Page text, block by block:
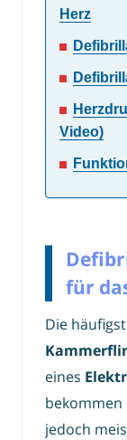
Herz
Video)
für
Die
eines
bekommen
jedoch